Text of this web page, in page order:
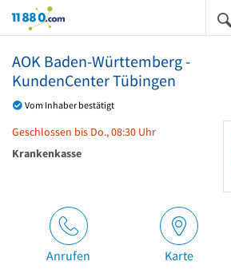
11880.com
AOK Baden-Württemberg -
KundenCenter Tübingen
Vom Inhaber bestätigt
Geschlossen bis Do., 08:30 Uhr
Krankenkasse
Anrufen Karte